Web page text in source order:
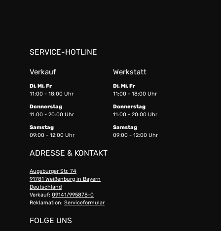
SERVICE-HOTLINE
Verkauf Werkstatt
Di, Mi, Fr
11:00 - 18:00 Uhr
Di, Mi, Fr
11:00 - 18:00 Uhr
Donnerstag
11:00 - 20:00 Uhr
Donnerstag
11:00 - 20:00 Uhr
Samstag
09:00 - 12:00 Uhr
Samstag
09:00 - 12:00 Uhr
ADRESSE & KONTAKT
Augsburger Str. 74
91781 Weißenburg in Bayern
Deutschland
Verkauf: 09141/995878-0
Reklamation: Serviceformular
FOLGE UNS